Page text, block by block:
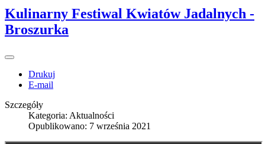
Kulinarny Festiwal Kwiatów Jadalnych -
Broszurka
Drukuj
E-mail
Szczegóły
Kategoria: Aktualności
Opublikowano: 7 września 2021